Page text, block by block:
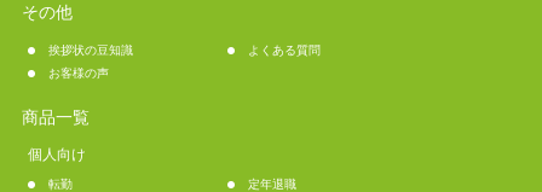
その他
挨拶状の豆知識
よくある質問
お客様の声
商品一覧
個人向け
転勤
定年退職